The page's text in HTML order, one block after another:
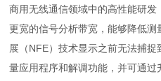
商用无线通信领域中的高性能研
更宽的信号分析带宽，能够降低
展（NFE）技术显示之前无法捕捉
量应用程序和解调功能，并可通过